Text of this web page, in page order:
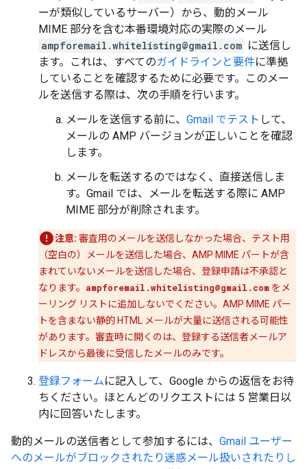
ーが類似しているサーバー）から、動的メール
MIME 部分を含む本番環境対応の実際のメール
ampforemail.whitelisting@gmail.com に送信し
ます。これは、すべてのガイドラインと要件に準拠
していることを確認するために必要です。このメー
ルを送信する際は、次の手順を行います。
メールを送信する前に、 Gmail でテスト して、
メールの AMP バージョンが正しいことを確認
します。
メールを転送するのではなく、直接送信しま
す。Gmail では、メールを転送する際に AMP
MIME 部分が削除されます。
注意: 審査用のメールを送信しなかった場合、テスト用
（空白の）メールを送信した場合、AMP MIME パートが含
まれていないメールを送信した場合、登録申請は不承認と
なります。 ampforemail.whitelisting@gmail.com をメ
ーリング リストに追加しないでください。AMP MIME パー
トを含まない静的 HTML メールが大量に送信される可能性
があります。審査時に開くのは、登録する送信者メールア
ドレスから最後に受信したメールのみです。
登録フォームに記入して、Google からの返信をお待
ちください。ほとんどのリクエストには 5 営業日以
内に回答いたします。
動的メールの送信者として参加するには、 Gmail ユーザー
へのメールがブロックされたり迷惑メール扱いされたりし